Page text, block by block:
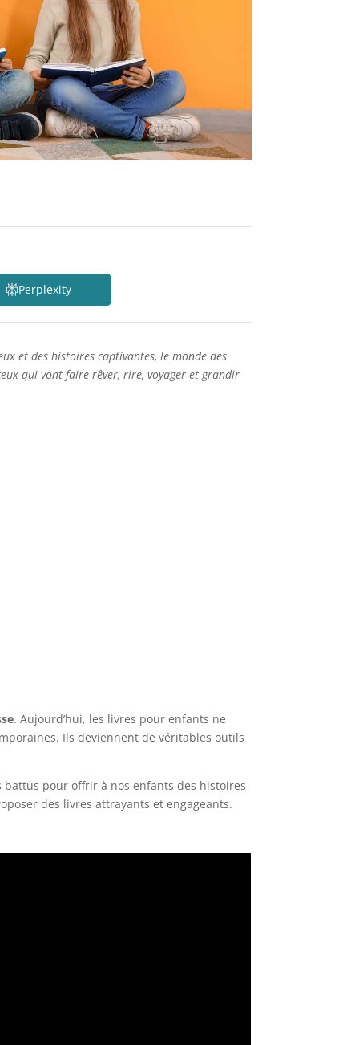
Perplexity
et des histoires captivantes, le monde des
qui vont faire rêver, rire, voyager et grandir
. Aujourd’hui, les livres pour enfants ne
Ils deviennent de véritables outils
pour offrir à nos enfants des histoires
des livres attrayants et engageants.